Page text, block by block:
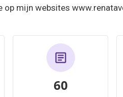
op mijn websites
60